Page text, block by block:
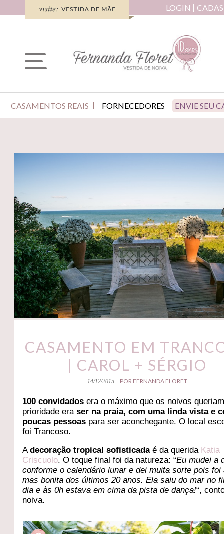
LOGIN
CASAMENTOS REAIS FORNECEDORES ENVIE SEU
CASAMENTO EM
| CAROL + SÉRGIO
14/12/2015 - POR FERNANDA FLORET
100 convidados era o máximo que os noivos
prioridade eraser na praia, com uma linda vista e
poucas pessoas para ser aconchegante. O local
foi Trancoso.
Adecoração tropical sofisticadaé da querida Katia
Criscuolo. O toque final foi da natureza: “Eu mudei a
conforme o calendário lunar e dei muita sorte pois foi
mas bonita dos últimos 20 anos. Ela saiu do mar no
dia e às 0h estava em cima da pista de dança!“,
noiva.